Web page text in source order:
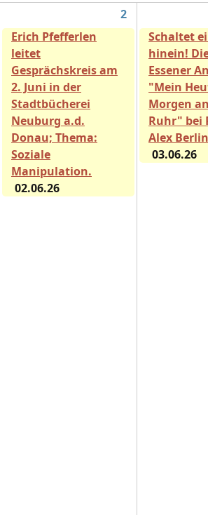
2
Erich Pfefferlen
leitet
Gesprächskreis am
2. Juni in der
Stadtbücherei
Neuburg a.d.
Donau; Thema:
Soziale
Manipulation.
02.06.26
Schaltet
hinein!
Essener
"Mein
Morgen
Ruhr" bei
Alex Berlin
03.06.26